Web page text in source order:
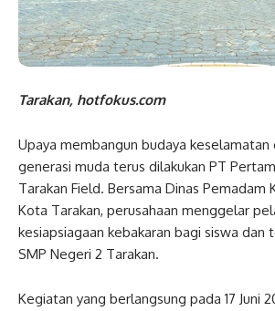
Tarakan, hotfokus.com
Upaya membangun budaya keselamatan
generasi muda terus dilakukan PT
Tarakan Field. Bersama Dinas Pemadam
Kota Tarakan, perusahaan menggelar
kesiapsiagaan kebakaran bagi siswa dan
SMP Negeri 2 Tarakan.
Kegiatan yang berlangsung pada 17 Juni